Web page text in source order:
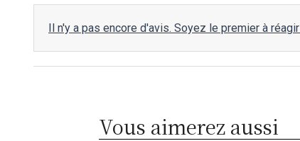
Il n'y a pas encore d'avis. Soyez le premier à
Vous aimerez aussi